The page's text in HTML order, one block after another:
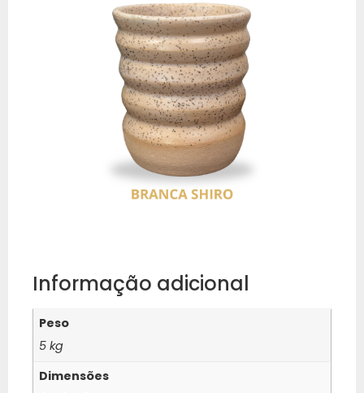
Informação adicional
Peso
5 kg
Dimensões